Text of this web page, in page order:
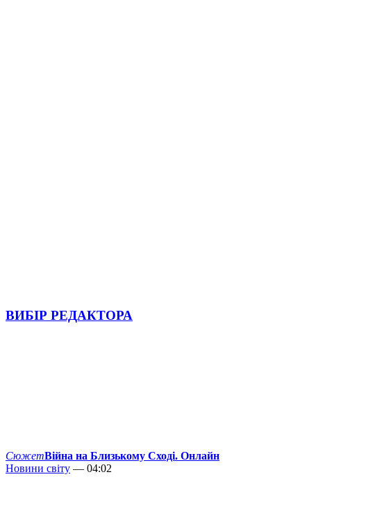
ВИБІР РЕДАКТОРА
СюжетВійна на Близькому Сході. Онлайн
Новини світу — 04:02